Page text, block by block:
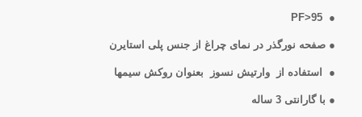
● PF>95
● صفحه نورگذر در نمای چراغ از جنس پلی استایرن
● استفاده از وارتیش نسوز بعنوان روکش سیمها
● با گارانتی 3 ساله